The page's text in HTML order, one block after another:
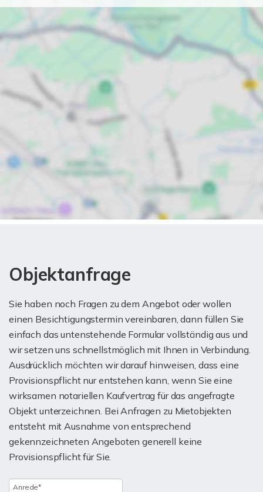
Objektanfrage
Sie haben noch Fragen zu dem Angebot oder wollen
einen Besichtigungstermin vereinbaren, dann füllen Sie
einfach das untenstehende Formular vollständig aus und
wir setzen uns schnellstmöglich mit Ihnen in Verbindung.
Ausdrücklich möchten wir darauf hinweisen, dass eine
Provisionspflicht nur entstehen kann, wenn Sie eine
wirksamen notariellen Kaufvertrag für das angefragte
Objekt unterzeichnen. Bei Anfragen zu Mietobjekten
entsteht mit Ausnahme von entsprechend
gekennzeichneten Angeboten generell keine
Provisionspflicht für Sie.